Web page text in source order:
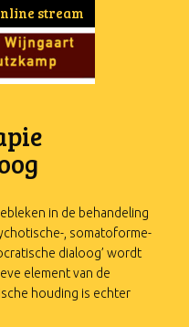
stream
in de behandeling
, somatoforme-
dialoog’ wordt
element van de
houding is echter